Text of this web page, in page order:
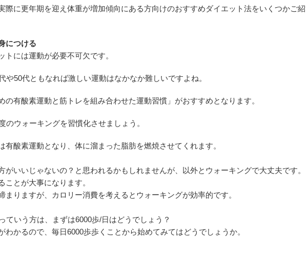
際に更年期を迎え体重が増加傾向にある方向けのおすすめダイエット法をいくつかご紹
につける
トには運動が必要不可欠です。
や50代ともなれば激しい運動はなかなか難しいですよね。
の有酸素運動と筋トレを組み合わせた運動習慣」がおすすめとなります。
のウォーキングを習慣化させましょう。
有酸素運動となり、体に溜まった脂肪を燃焼させてくれます。
がいいじゃないの？と思われるかもしれませんが、以外とウォーキングで大丈夫です。
ことが大事になります。
まりますが、カロリー消費を考えるとウォーキングが効率的です。
ていう方は、まずは6000歩/日はどうでしょう？
わかるので、毎日6000歩歩くことから始めてみてはどうでしょうか。